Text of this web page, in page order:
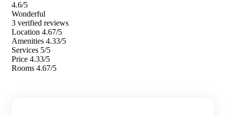
4.6/5
Wonderful
3 verified reviews
Location 4.67/5
Amenities 4.33/5
Services 5/5
Price 4.33/5
Rooms 4.67/5